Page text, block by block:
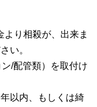
り相殺が、出来ま
い。
/配管類）を取付け
以内、もしくは綺